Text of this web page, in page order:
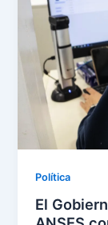
Política
El